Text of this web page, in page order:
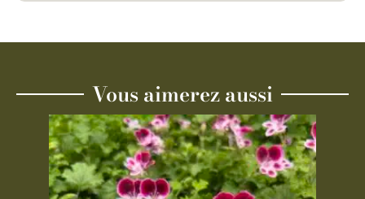
Vous aimerez aussi